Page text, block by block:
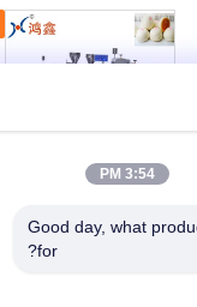
3:54 PM
Good day, what
for?